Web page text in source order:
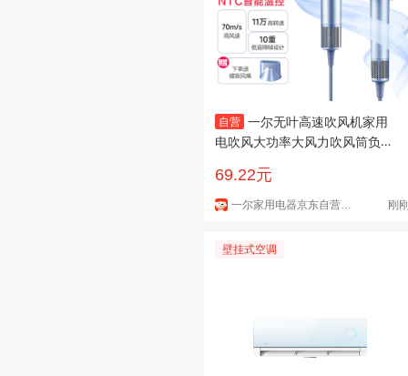
自营 一尔无叶高速吹风机家用
电吹风大功率大风力吹风筒负离
物
69.22元
一尔家用电器京东自营旗舰店 刚
壁挂式空调